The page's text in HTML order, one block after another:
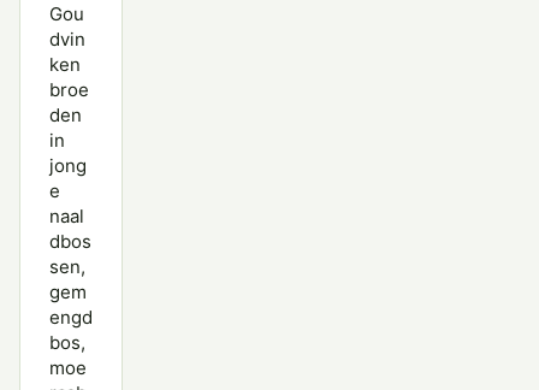
Gou
dvin
ken
broe
den
in
jong
e
naal
dbos
sen,
gem
engd
bos,
moe